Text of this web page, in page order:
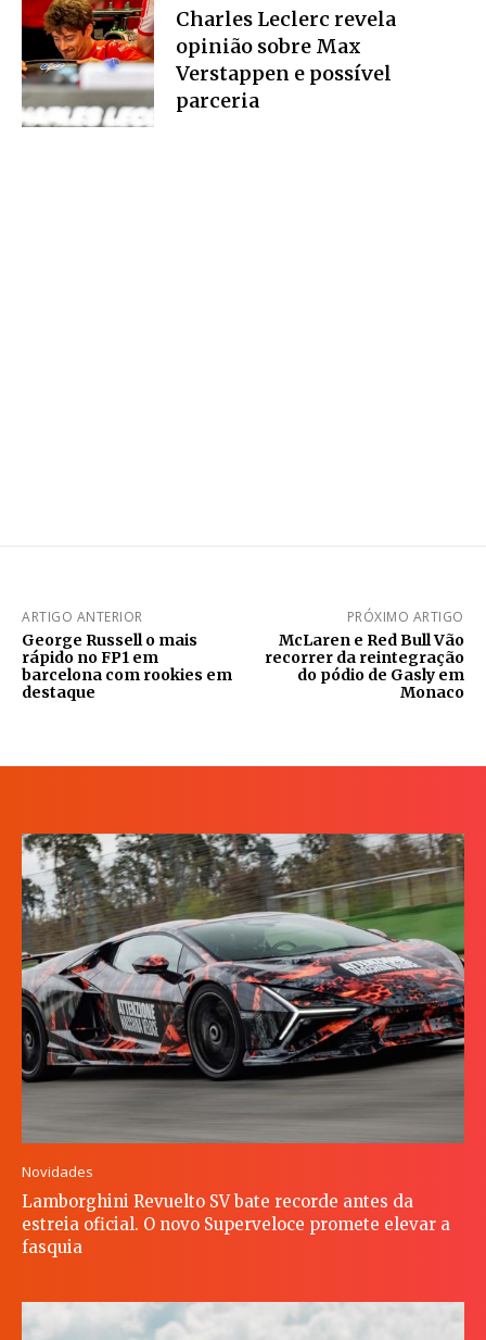
Charles Leclerc revela
opinião sobre Max
Verstappen e possível
parceria
ARTIGO ANTERIOR
George Russell o mais
rápido no FP1 em
barcelona com rookies em
destaque
PRÓXIMO ARTIGO
McLaren e Red Bull Vão
recorrer da reintegração
do pódio de Gasly em
Monaco
Novidades
Lamborghini Revuelto SV bate recorde antes da
estreia oficial. O novo Superveloce promete elevar a
fasquia